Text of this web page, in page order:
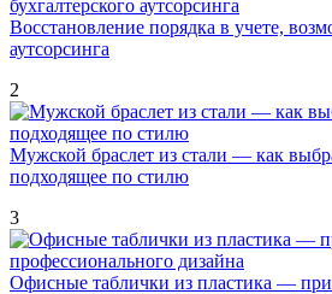
Восстановление порядка в учете,
аутсорсинга
2
Мужской браслет из стали — как
подходящее по стилю
3
Офисные таблички из пластика —